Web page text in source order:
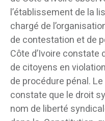
l’établissement de la
chargé de
de contestation et de
Côte d’Ivoire
de citoyens en
de procédure pénal.
constate que le droit
nom de liberté